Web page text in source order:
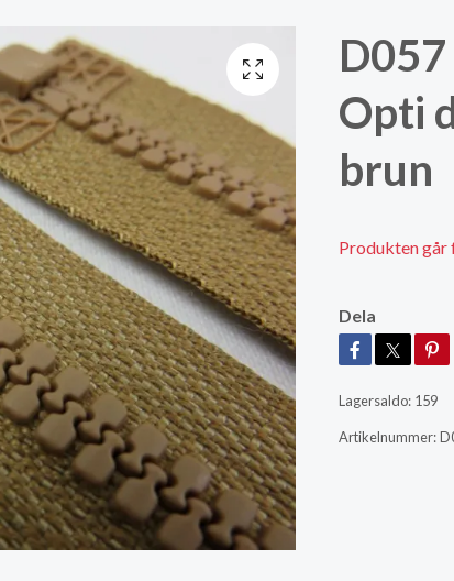
Opti
brun
Produkten
Dela
Lagersaldo: 159
Artikelnummer: